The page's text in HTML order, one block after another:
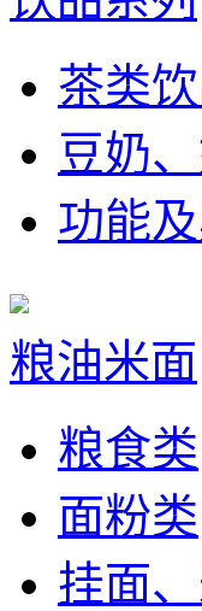
茶类
豆奶
功能
粮油米面
粮食类
面粉类
挂面